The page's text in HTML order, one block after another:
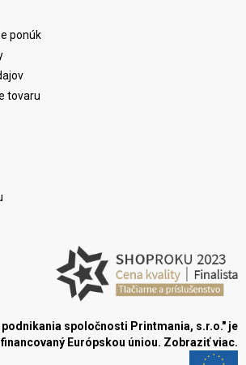
ponúk
tovaru
spoločnosti Printmania, s.r.o." je
Európskou úniou. Zobraziť viac.